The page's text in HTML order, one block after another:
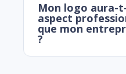
Mon logo aura-
aspect
que mon
?